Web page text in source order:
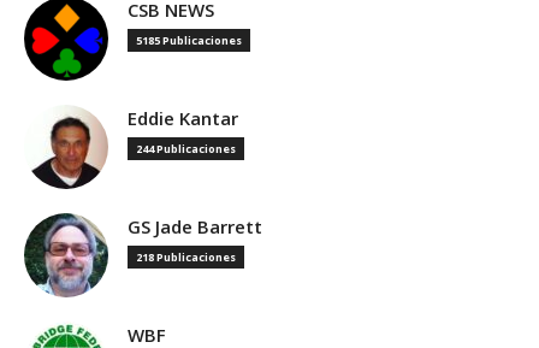
CSB NEWS
5185 Publicaciones
Eddie Kantar
244 Publicaciones
GS Jade Barrett
218 Publicaciones
WBF